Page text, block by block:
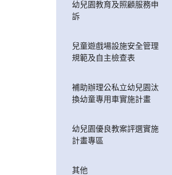
幼兒園教育及照顧服務申
訴
兒童遊戲場設施安全管理
規範及自主檢查表
補助辦理公私立幼兒園汰
換幼童專用車實施計畫
幼兒園優良教案評選實施
計畫專區
其他